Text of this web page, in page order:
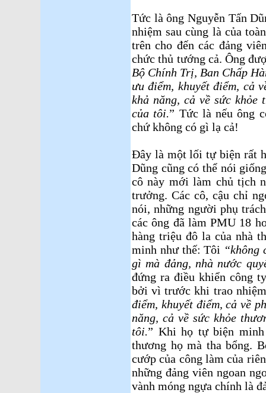
Tức là ông Nguyễn Tấn
nhiệm sau cùng là của
trên cho đến các đảng
chức thủ tướng cả. Ông
Bộ Chính Trị, Ban Chấp
ưu điểm, khuyết điểm, cả
khả năng, cả về sức khỏe
của tôi.” Tức là nếu ông
chứ không có gì lạ cả!
Ðây là một lối tự biện rất
Dũng cũng có thể nói
cô này mới làm chủ tịch
trưởng. Các cô, cậu chỉ
nói, những người phụ
các ông đã làm PMU 18
hàng triệu đô la của nhà
minh như thế: Tôi “không
gì mà đảng, nhà nước
đứng ra điều khiển công
bởi vì trước khi trao
điểm, khuyết điểm, cả về
năng, cả về sức khỏe
tôi.” Khi họ tự biện
thương họ mà tha bổng.
cướp của công làm của
những đảng viên ngoan
vành móng ngựa chính là